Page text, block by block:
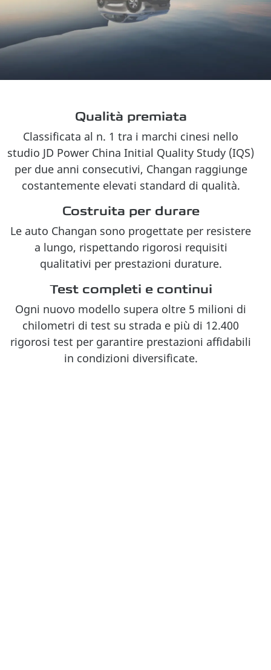
Qualità premiata
Classificata al n. 1 tra i marchi cinesi nello
studio JD Power China Initial Quality Study (IQS)
per due anni consecutivi, Changan raggiunge
costantemente elevati standard di qualità.
Costruita per durare
Le auto Changan sono progettate per resistere
a lungo, rispettando rigorosi requisiti
qualitativi per prestazioni durature.
Test completi e continui
Ogni nuovo modello supera oltre 5 milioni di
chilometri di test su strada e più di 12.400
rigorosi test per garantire prestazioni affidabili
in condizioni diversificate.